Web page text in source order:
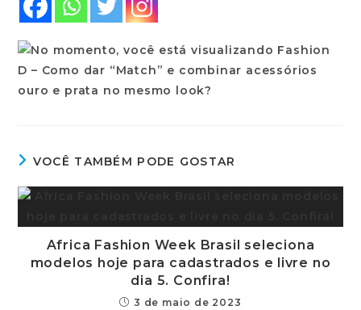
VOCÊ TAMBÉM PODE GOSTAR
Africa Fashion Week Brasil seleciona
modelos hoje para cadastrados e livre no
dia 5. Confira!
3 de maio de 2023